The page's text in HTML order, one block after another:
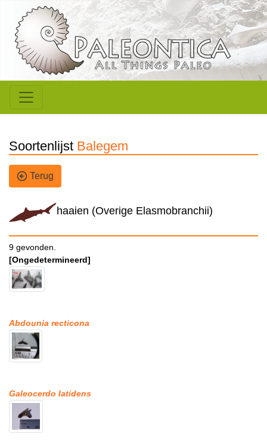
Soortenlijst Balegem
Terug
haaien (Overige Elasmobranchii)
9 gevonden.
[Ongedetermineerd]
Abdounia recticona
Galeocerdo latidens